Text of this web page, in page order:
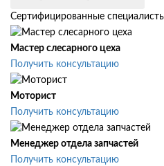
Сертифицированные
Мастер слесарного цеха
Получить консультацию
Моторист
Получить консультацию
Менеджер отдела запчастей
Получить консультацию